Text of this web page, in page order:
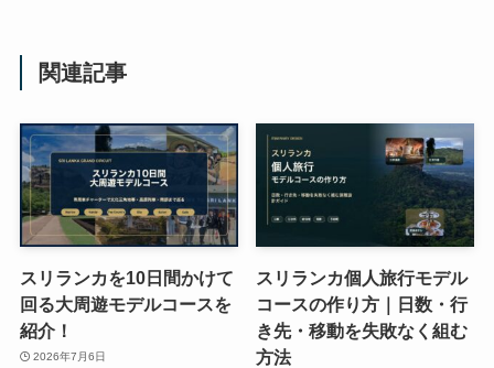
関連記事
スリランカを10日間かけて
回る大周遊モデルコースを
紹介！
2026年7月6日
スリランカ個人旅行モデル
コースの作り方｜日数・行
き先・移動を失敗なく組む
方法